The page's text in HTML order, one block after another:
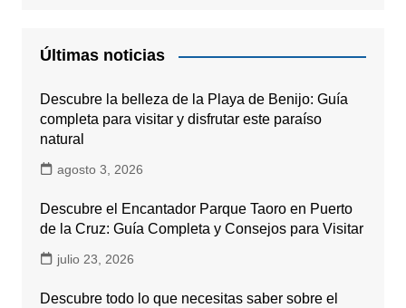
Últimas noticias
Descubre la belleza de la Playa de Benijo: Guía
completa para visitar y disfrutar este paraíso
natural
agosto 3, 2026
Descubre el Encantador Parque Taoro en Puerto
de la Cruz: Guía Completa y Consejos para Visitar
julio 23, 2026
Descubre todo lo que necesitas saber sobre el